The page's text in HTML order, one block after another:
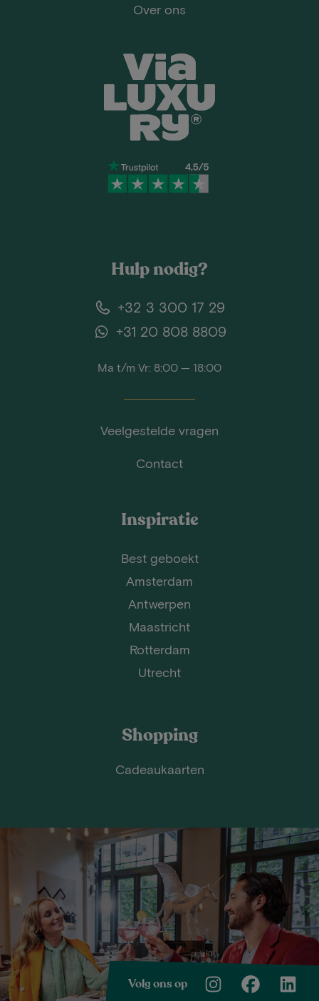
Over ons
Hulp nodig?
+32 3 300 17 29
+31 20 808 8809
Ma t/m Vr: 8:00 — 18:00
Veelgestelde vragen
Contact
Inspiratie
Best geboekt
Amsterdam
Antwerpen
Maastricht
Rotterdam
Utrecht
Shopping
Cadeaukaarten
Volg ons op